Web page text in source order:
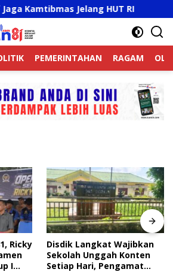
Jelang HUT RI
PEMERINTAHAN RAGAM
Ricky
I
Disdik Langkat Wajibkan
Sekolah Unggah Konten
Setiap Hari, Pengamat